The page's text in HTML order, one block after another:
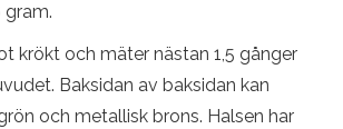
krökt och mäter nästan 1,5 gånger
Baksidan av baksidan kan
och metallisk brons. Halsen har